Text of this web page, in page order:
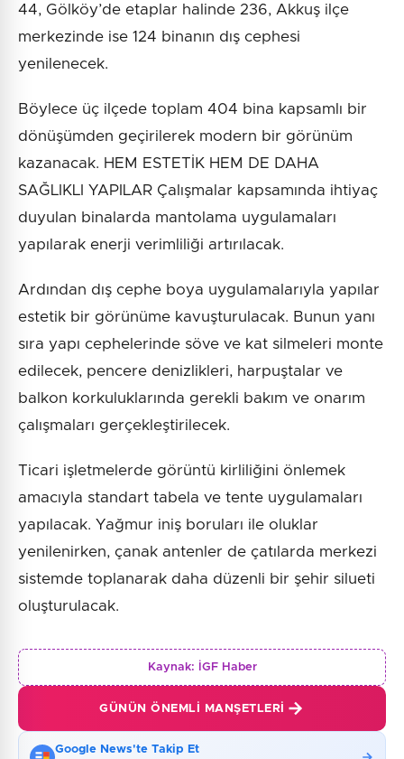
44, Gölköy’de etaplar halinde 236, Akkuş ilçe
merkezinde ise 124 binanın dış cephesi
yenilenecek.
Böylece üç ilçede toplam 404 bina kapsamlı bir
dönüşümden geçirilerek modern bir görünüm
kazanacak. HEM ESTETİK HEM DE DAHA
SAĞLIKLI YAPILAR Çalışmalar kapsamında ihtiyaç
duyulan binalarda mantolama uygulamaları
yapılarak enerji verimliliği artırılacak.
Ardından dış cephe boya uygulamalarıyla yapılar
estetik bir görünüme kavuşturulacak. Bunun yanı
sıra yapı cephelerinde söve ve kat silmeleri monte
edilecek, pencere denizlikleri, harpuştalar ve
balkon korkuluklarında gerekli bakım ve onarım
çalışmaları gerçekleştirilecek.
Ticari işletmelerde görüntü kirliliğini önlemek
amacıyla standart tabela ve tente uygulamaları
yapılacak. Yağmur iniş boruları ile oluklar
yenilenirken, çanak antenler de çatılarda merkezi
sistemde toplanarak daha düzenli bir şehir silueti
oluşturulacak.
Kaynak: İGF Haber
GÜNÜN ÖNEMLI MANŞETLERI
Google News'te Takip Et